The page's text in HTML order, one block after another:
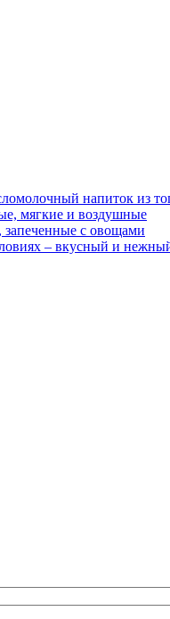
напиток из
мягкие и воздушные
с овощами
– вкусный и